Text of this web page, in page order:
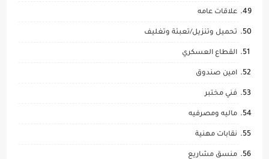
علاقات عامه
تحميل وتنزيل/تعبئة وتغليف
القطاع العسكري
امين صندوق
فني مختبر
ماليه ومصرفيه
نقابات مهنية
منسق مشاريع